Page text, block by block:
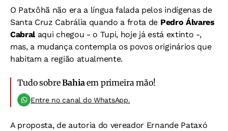
O Patxôhã não era a língua falada pelos indígenas de
Santa Cruz Cabrália quando a frota de Pedro Álvares
Cabralaqui chegou - o Tupi, hoje já está extinto -,
mas, a mudança contempla os povos originários que
habitam a região atualmente.
Tudo sobreBahiaem primeira mão!
Entre no canal do WhatsApp.
A proposta, de autoria do vereador Ernande Pataxó